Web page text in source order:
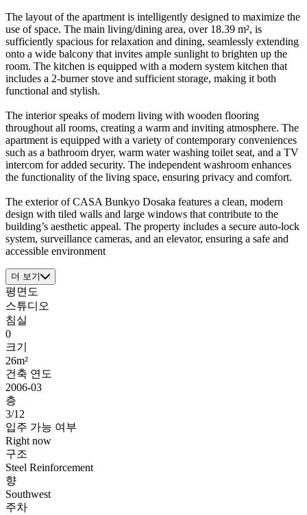
The layout of the apartment is intelligently designed to maximize the
use of space. The main living/dining area, over 18.39 m², is
sufficiently spacious for relaxation and dining, seamlessly extending
onto a wide balcony that invites ample sunlight to brighten up the
room. The kitchen is equipped with a modern system kitchen that
includes a 2-burner stove and sufficient storage, making it both
functional and stylish.
The interior speaks of modern living with wooden flooring
throughout all rooms, creating a warm and inviting atmosphere. The
apartment is equipped with a variety of contemporary conveniences
such as a bathroom dryer, warm water washing toilet seat, and a TV
intercom for added security. The independent washroom enhances
the functionality of the living space, ensuring privacy and comfort.
The exterior of CASA Bunkyo Dosaka features a clean, modern
design with tiled walls and large windows that contribute to the
building’s aesthetic appeal. The property includes a secure auto-lock
system, surveillance cameras, and an elevator, ensuring a safe and
accessible environment
더 보기
평면도
스튜디오
침실
0
크기
26m²
건축 연도
2006-03
층
3/12
입주 가능 여부
Right now
구조
Steel Reinforcement
향
Southwest
주차